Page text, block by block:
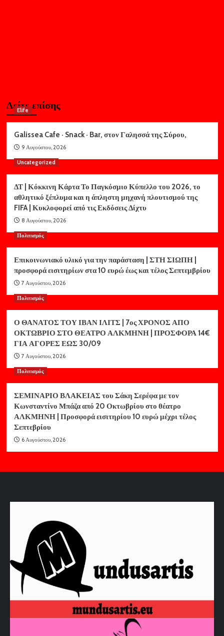
Δείτε επίσης
Elife
Galissea Cafe · Snack · Bar, στον Γαλησσά της Σύρου,
9 Αυγούστου, 2026
Uncategorized
ΔΤ | Κόκκινη Κάρτα Το Παγκόσμιο Κύπελλο του 2026, το
αθλητικό ξέπλυμα και η άπληστη μηχανή πλουτισμού της
FIFA | Κυκλοφορεί από τις Εκδόσεις Δίχτυ
8 Αυγούστου, 2026
Πολιτισμός
Επικοινωνιακό υλικό για την παράσταση | ΣΤΗ ΣΙΩΠΗ |
προσφορά εισιτηρίων στα 10 ευρώ έως και τέλος Σεπτεμβρίου
7 Αυγούστου, 2026
Πολιτισμός
Ο ΘΑΝΑΤΟΣ ΤΟΥ ΙΒΑΝ ΙΛΙΤΣ | 7ος ΧΡΟΝΟΣ ΑΠΟ
ΟΚΤΩΒΡΙΟ ΣΤΟ ΘΕΑΤΡΟ ΑΛΚΜΗΝΗ | ΠΡΟΣΦΟΡΑ 14€
ΓΙΑ ΑΓΟΡΕΣ ΕΩΣ 30/09
7 Αυγούστου, 2026
Πολιτισμός
ΣΕΜΙΝΑΡΙΟ ΒΛΑΚΕΙΑΣ του Σάκη Σερέφα με τον
Κωνσταντίνο Μπάζα από 20 Οκτωβρίου στο θέατρο
ΑΛΚΜΗΝΗ | Προσφορά εισιτηρίου 10 ευρώ μέχρι τέλος
Σεπτεβρίου
6 Αυγούστου, 2026